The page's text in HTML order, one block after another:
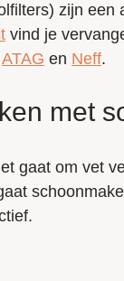
zijn
vind je
ATAG en Neff.
met
gaat om vet